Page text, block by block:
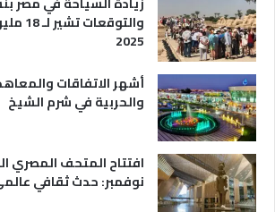
2025
أشهر الاتفاقات
والحربية في شرم الشيخ
افتتاح المتحف المصري
نوفمبر: حدث ثقافي